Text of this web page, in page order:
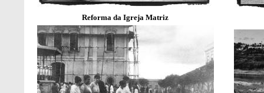
Reforma da Igreja Matriz